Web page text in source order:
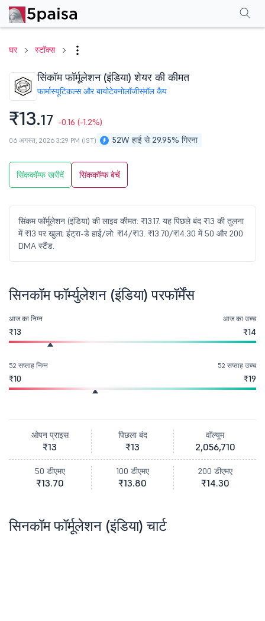
घर स्टॉक्स
सिंकॉम फॉर्मूलेशन (इंडिया) शेयर की कीमत
फार्मास्यूटिकल्स और बायोटेक्नोलॉजीस्मॉल कैप
₹13.17 -0.16 (-1.2%)
52W हाई से 29.95% गिरना
06 अगस्त, 2026 3:29 PM (IST)
सिंककॉम्फ खरीदें सिंककॉम्फ बेचें
सिंकम फॉर्मूलेशन (इंडिया) की लाइव कीमत: ₹13.17. यह पिछले बंद ₹13 की तुलना
में ₹13 पर खुला; इंट्रा-डे हाई/लो: ₹14/₹13. ₹13.70/₹14.30 में 50 और 200
DMA स्टैंड.
परफॉर्मेंसफाइनेंशियल्स सामान्य प्रश्न
सिनकॉम फॉर्म्युलेशन (इंडिया) परफॉर्मेंस
आज का निम्न
₹13
आज का उच्च
₹14
52 सप्ताह निम्न
₹10
52 सप्ताह उच्च
₹19
ओपन प्राइस
₹13
पिछला बंद
₹13
वॉल्यूम
2,056,710
50 डीएमए
₹13.70
100 डीएमए
₹13.80
200 डीएमए
₹14.30
सिनकॉम फॉर्मूलेशन (इंडिया) चार्ट